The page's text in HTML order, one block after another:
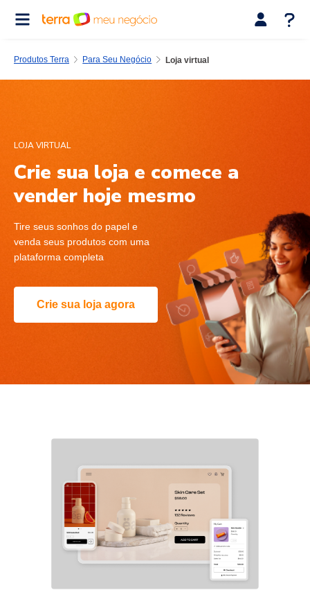
Produtos Terra Para Seu Negócio Loja virtual
LOJA VIRTUAL
Crie sua loja e comece a
vender hoje mesmo
Tire seus sonhos do papel e
venda seus produtos com uma
plataforma completa
Crie sua loja agora